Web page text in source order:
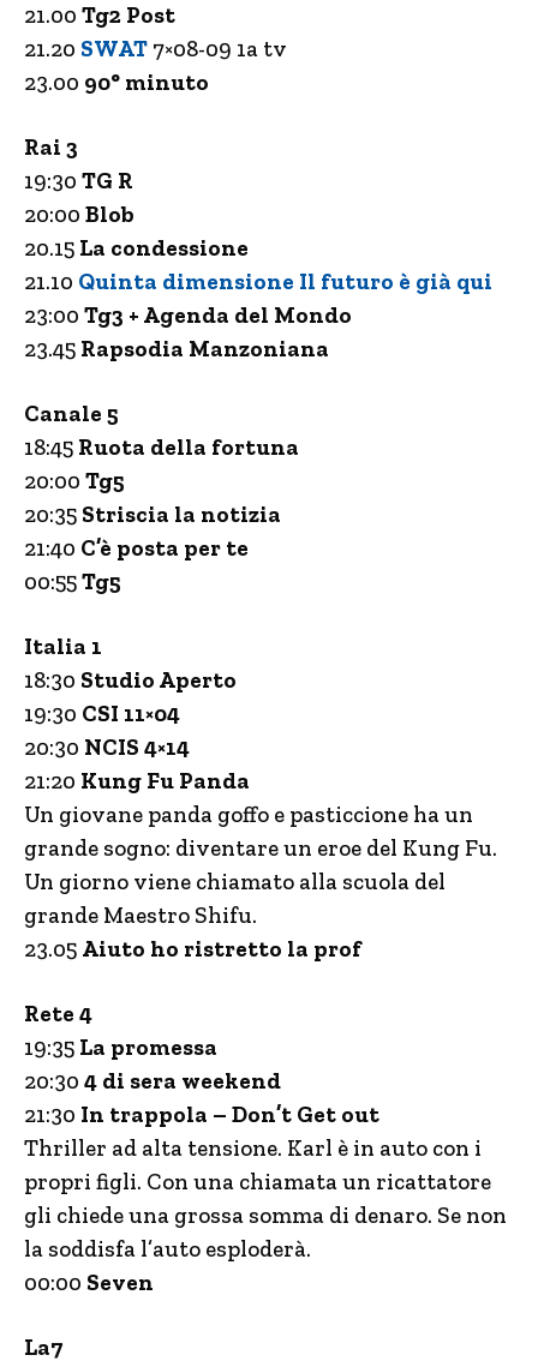
21.00 Tg2 Post
21.20 SWAT 7×08-09 1a tv
23.00 90° minuto
Rai 3
19:30 TG R
20:00 Blob
20.15 La condessione
21.10 Quinta dimensione Il futuro è già qui
23:00 Tg3 + Agenda del Mondo
23.45 Rapsodia Manzoniana
Canale 5
18:45 Ruota della fortuna
20:00 Tg5
20:35 Striscia la notizia
21:40 C’è posta per te
00:55Tg5
Italia 1
18:30 Studio Aperto
19:30 CSI 11×04
20:30 NCIS 4×14
21:20 Kung Fu Panda
Un giovane panda goffo e pasticcione ha un
grande sogno: diventare un eroe del Kung Fu.
Un giorno viene chiamato alla scuola del
grande Maestro Shifu.
23.05 Aiuto ho ristretto la prof
Rete 4
19:35 La promessa
20:30 4 di sera weekend
21:30 In trappola – Don’t Get out
Thriller ad alta tensione. Karl è in auto con i
propri figli. Con una chiamata un ricattatore
gli chiede una grossa somma di denaro. Se non
la soddisfa l’auto esploderà.
00:00 Seven
La7